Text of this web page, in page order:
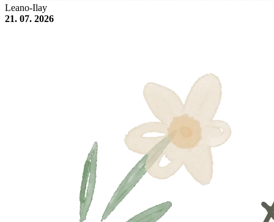
Leano-Ilay
21. 07. 2026